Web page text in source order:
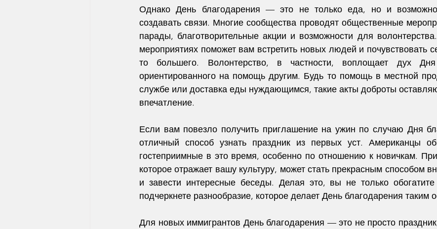
Однако День благодарения — это не только еда, но и
создавать связи. Многие сообщества проводят общественные
парады, благотворительные акции и возможности для
мероприятиях поможет вам встретить новых людей и почувствовать
то большего. Волонтерство, в частности, воплощает дух Дня
ориентированного на помощь другим. Будь то помощь в местной
службе или доставка еды нуждающимся, такие акты доброты
впечатление.
Если вам повезло получить приглашение на ужин по случаю Дня
отличный способ узнать праздник из первых уст. Американцы
гостеприимные в это время, особенно по отношению к новичкам.
которое отражает вашу культуру, может стать прекрасным способом
и завести интересные беседы. Делая это, вы не только
подчеркнете разнообразие, которое делает День благодарения таким
Для новых иммигрантов День благодарения — это не просто